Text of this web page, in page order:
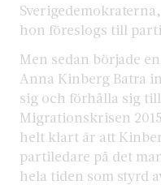
hon föreslogs till
Men sedan började
Anna Kinberg Batra
sig och förhålla sig
Migrationskrisen
helt klart är att
partiledare på det
hela tiden som styrd